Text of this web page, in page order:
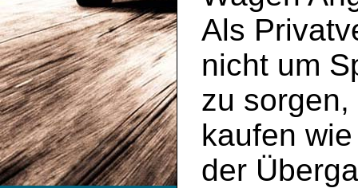
Als
nicht um
zu
kaufen
der